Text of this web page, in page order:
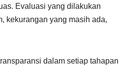
Evaluasi yang dilakukan
kekurangan yang masih ada,
dalam setiap tahapan